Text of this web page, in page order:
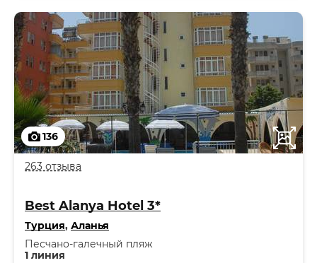
136
263 отзыва
Best Alanya Hotel 3*
Турция, Аланья
1 линия
Песчано-галечный пляж